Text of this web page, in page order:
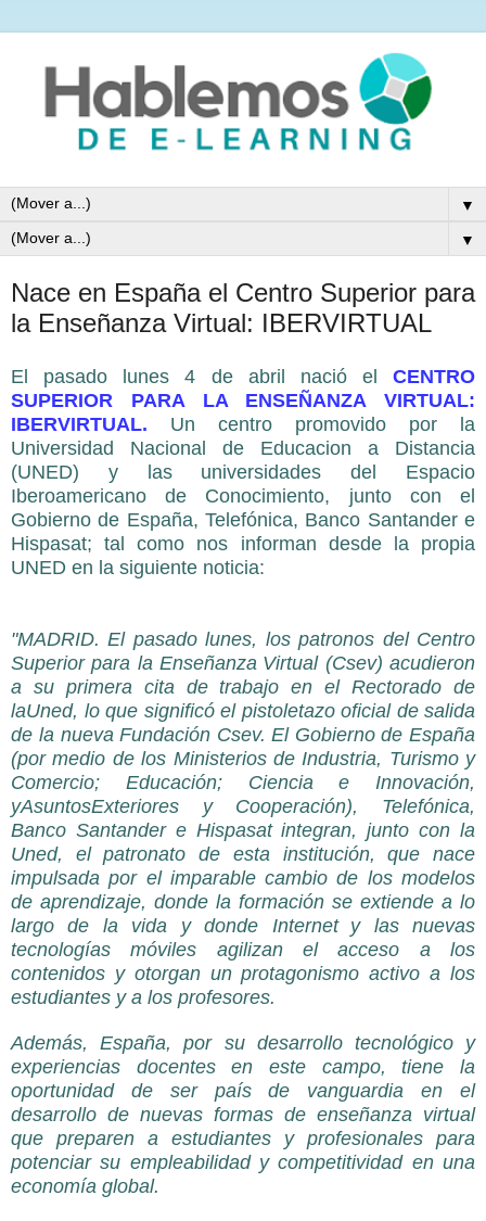
▼
▼
Nace en España el Centro Superior para
la Enseñanza Virtual: IBERVIRTUAL
El pasado lunes 4 de abril nació el CENTRO
SUPERIOR PARA LA ENSEÑANZA VIRTUAL:
IBERVIRTUAL. Un centro promovido por la
Universidad Nacional de Educacion a Distancia
(UNED) y las universidades del Espacio
Iberoamericano de Conocimiento, junto con el
Gobierno de España, Telefónica, Banco Santander e
Hispasat;tal como nos informan desde la propia
UNED en la siguiente noticia:
"MADRID. El pasado lunes, los patronos del Centro
Superior para la Enseñanza Virtual (Csev) acudieron
a su primera cita de trabajo en el Rectorado de
laUned, lo que significó el pistoletazo oficial de salida
de la nueva Fundación Csev. El Gobierno de España
(por medio de los Ministerios de Industria, Turismo y
Comercio; Educación; Ciencia e Innovación,
yAsuntosExteriores y Cooperación), Telefónica,
Banco Santander e Hispasat integran, junto con la
Uned, el patronato de esta institución, que nace
impulsada por el imparable cambio de los modelos
de aprendizaje, donde la formación se extiende a lo
largo de la vida y donde Internet
y las nuevas
tecnologías móviles agilizan el acceso a los
contenidos y otorgan un protagonismo activo a los
estudiantes y a los profesores.
Además, España, por su desarrollo tecnológico y
experiencias docentes en este campo, tiene la
oportunidad de ser país de vanguardia en el
desarrollo de nuevas formas de enseñanza virtual
que preparen a estudiantes y profesionales para
potenciar su empleabilidad y competitividad en una
economía global.